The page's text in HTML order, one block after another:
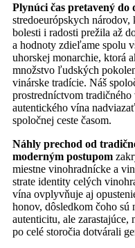
Plynúci čas pretavený do
stredoeurópskych
bolesti i radosti prežila až
a hodnoty zdieľame spolu
uhorskej monarchie, ktorá
množstvo ľudských
vinárske tradície. Náš
prostredníctvom
autentického vína
spoločnej ceste časom.
Náhly prechod od
moderným postupom
miestne vinohradnícke a
strate identity celých
vína ovplyvňuje aj
honov, dôsledkom čoho sú
autenticitu, ale
po celé storočia dotvárali